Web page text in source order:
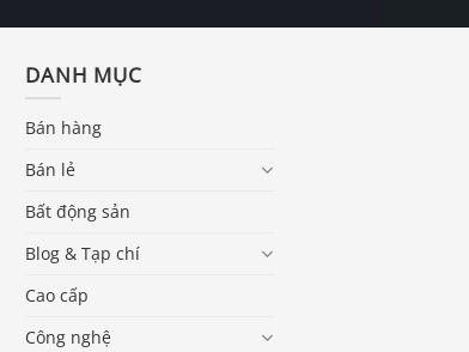
DANH MỤC
Bán hàng
Bán lẻ
Bất động sản
Blog & Tạp chí
Cao cấp
Công nghệ